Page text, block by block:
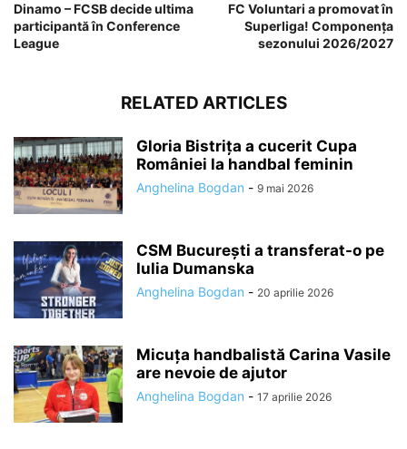
Dinamo – FCSB decide ultima
participantă în Conference
League
FC Voluntari a promovat în
Superliga! Componența
sezonului 2026/2027
RELATED ARTICLES
Gloria Bistrița a cucerit Cupa
României la handbal feminin
Anghelina Bogdan - 9 mai 2026
CSM București a transferat-o pe
Iulia Dumanska
Anghelina Bogdan - 20 aprilie 2026
Micuța handbalistă Carina Vasile
are nevoie de ajutor
Anghelina Bogdan - 17 aprilie 2026